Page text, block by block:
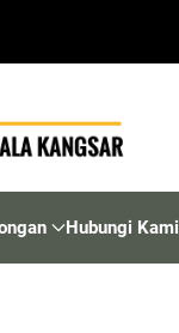
Hubungi Kami